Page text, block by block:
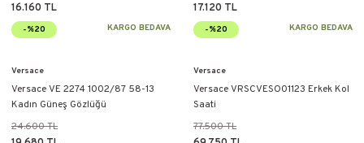
16.160 TL
-%20 KARGO BEDAVA
17.120 TL
-%20 KARGO BEDAVA
Versace
Versace VE 2274 1002/87 58-13
Kadın Güneş Gözlüğü
24.600 TL
Versace
Versace VRSCVESO01123 Erkek Kol
Saati
77.500 TL